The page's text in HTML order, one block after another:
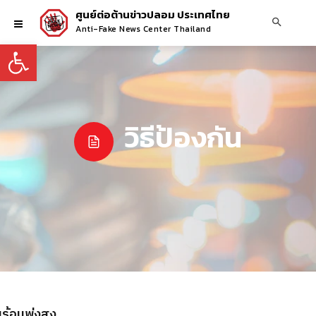
Open toolbar
ศูนย์ต่อต้านข่าวปลอม ประเทศไทย
Anti-Fake News Center Thailand
วิธีป้องกัน